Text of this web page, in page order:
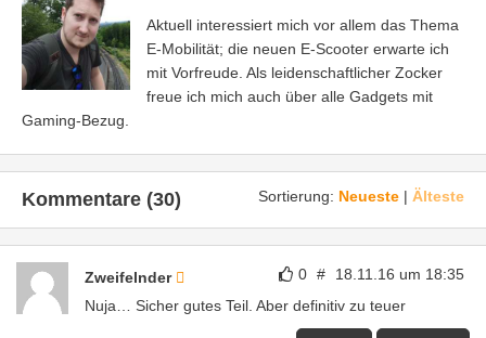
Aktuell interessiert mich vor allem das Thema
E-Mobilität; die neuen E-Scooter erwarte ich
mit Vorfreude. Als leidenschaftlicher Zocker
freue ich mich auch über alle Gadgets mit
Gaming-Bezug.
Sortierung: Neueste | Älteste
Kommentare (30)
0 # 18.11.16 um 18:35
Zweifelnder
Nuja… Sicher gutes Teil. Aber definitiv zu teuer